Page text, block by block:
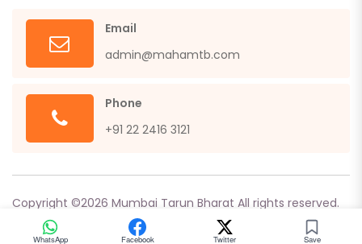
WhatsApp Facebook Twitter Save
Email
admin@mahamtb.com
Phone
+91 22 2416 3121
Copyright ©2026 Mumbai Tarun Bharat All rights reserved.
Powered by
Sangraha